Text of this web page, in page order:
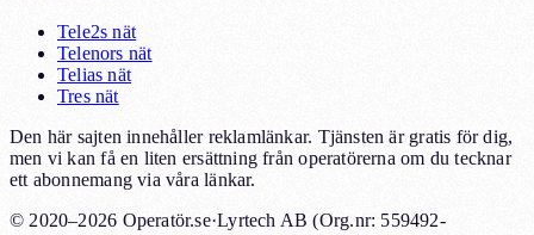
Tele2s nät
Telenors nät
Telias nät
Tres nät
Den här sajten innehåller reklamlänkar. Tjänsten är gratis för dig,
men vi kan få en liten ersättning från operatörerna om du tecknar
ett abonnemang via våra länkar.
© 2020–2026 Operatör.se·Lyrtech AB (Org.nr: 559492-